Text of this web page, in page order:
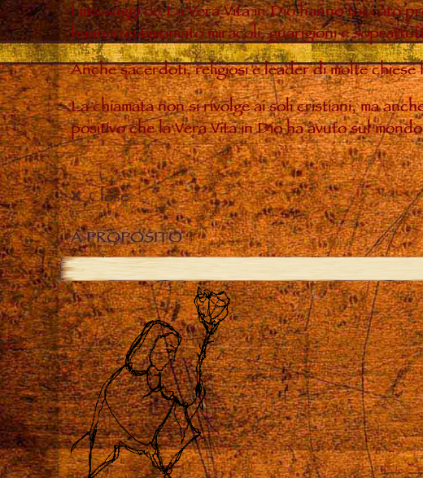
I messaggi de La Vera Vita in Dio hanno toccato
hanno testimoniato miracoli, guarigioni e
Anche sacerdoti, religiosi e leader di molte
La chiamata non si rivolge ai soli cristiani, ma
positivo che la Vera Vita in Dio ha avuto sul
Close
A PROPOSITO